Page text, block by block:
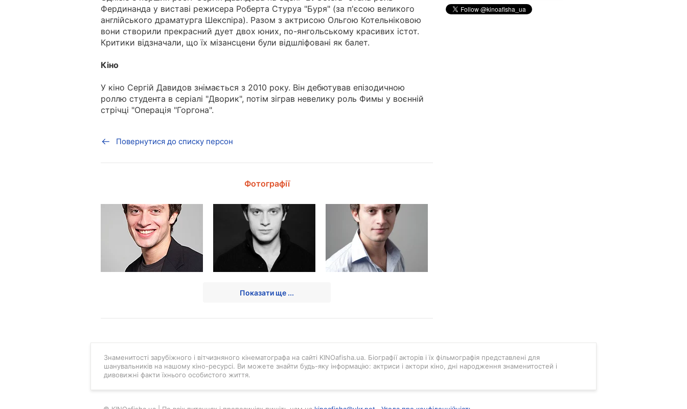
Фердинанда у виставі режисера Роберта Стуруа "Буря" (за п'єсою великого
англійського драматурга Шекспіра). Разом з актрисою Ольгою Котельніковою
вони створили прекрасний дует двох юних, по-янгольському красивих істот.
Критики відзначали, що їх мізансцени були відшліфовані як балет.
Кіно
У кіно Сергій Давидов знімається з 2010 року. Він дебютував епізодичною
роллю студента в серіалі "Дворик", потім зіграв невелику роль Фимы у воєнній
стрічці "Операція "Горгона".
Повернутися до списку персон
Фотографії
Показати ще ...
Знаменитості зарубіжного і вітчизняного кінематографа на сайті KINOafisha.ua. Біографії акторів і їх фільмографія представлені для
шанувальників на нашому кіно-ресурсі. Ви можете знайти будь-яку інформацію: актриси і актори кіно, дні народження знаменитостей і
дивовижні факти їхнього особистого життя.